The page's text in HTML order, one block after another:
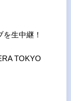
生中継！
TOKYO